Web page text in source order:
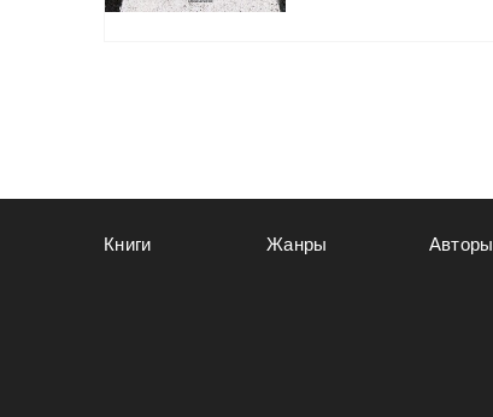
Книги Жанры Авторы